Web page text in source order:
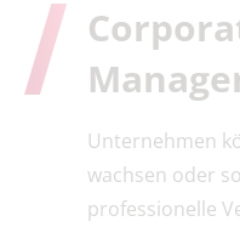
Unternehmen
wachsen oder
professionelle